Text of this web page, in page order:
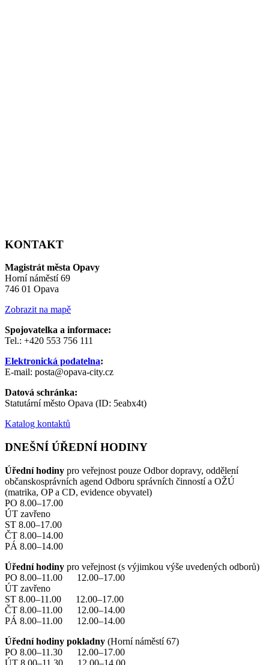
KONTAKT
Magistrát města Opavy
Horní náměstí 69
746 01 Opava
Zobrazit na mapě
Spojovatelka a informace:
Tel.: +420 553 756 111
Elektronická podatelna:
E-mail: posta@opava-city.cz
Datová schránka:
Statutární město Opava (ID: 5eabx4t)
Katalog kontaktů
DNEŠNÍ ÚŘEDNÍ HODINY
Úřední hodiny pro veřejnost pouze Odbor dopravy, oddělení
občanskosprávních agend Odboru správních činností a OŽÚ
(matrika, OP a CD, evidence obyvatel)
PO 8.00–17.00
ÚT zavřeno
ST 8.00–17.00
ČT 8.00–14.00
PÁ 8.00–14.00
Úřední hodiny pro veřejnost (s výjimkou výše uvedených odborů)
PO 8.00–11.00 12.00–17.00
ÚT zavřeno
ST 8.00–11.00 12.00–17.00
ČT 8.00–11.00 12.00–14.00
PÁ 8.00–11.00 12.00–14.00
Úřední hodiny pokladny (Horní náměstí 67)
PO 8.00–11.30 12.00–17.00
ÚT 8.00–11.30 12.00–14.00